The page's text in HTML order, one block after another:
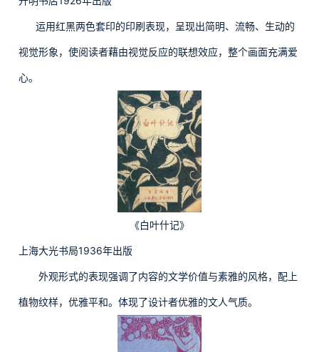
运用红黑两色套印的印刷表现，呈现出简明、流畅、生动的
视觉形象，使阅读者藉由视觉反应的联想效应，整个画面充满爱
心。
《白叶什记》
上海大光书局1936年出版
外观形式的表现强调了内容的文学价值与素雅的风格，配上
植物纹样，优雅平和。体现了设计者优雅的文人气质。